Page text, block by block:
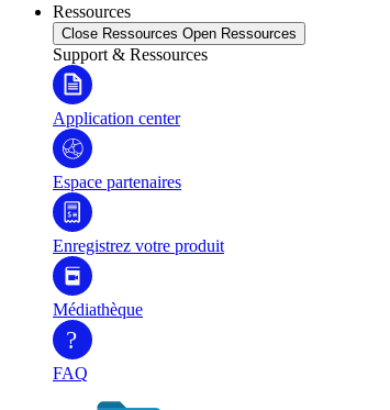
Ressources
Close Ressources Open Ressources
Support & Ressources
Application center
Espace partenaires
Enregistrez votre produit
Médiathèque
?
FAQ